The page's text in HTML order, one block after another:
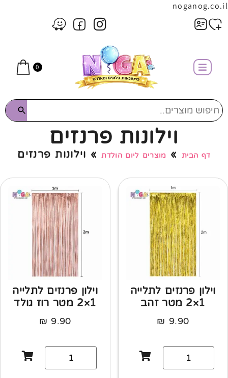
noganog.co.il
0
וילונות פרנזים
דף הבית » מוצרים ליום הולדת» וילונות פרנזים
וילון פרנזים לתלייה
1×2 מטר זהב
9.90
₪
וילון פרנזים לתלייה
1×2 מטר רוז גולד
9.90
₪